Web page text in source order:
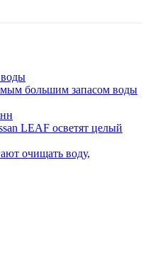
большим запасом воды
LEAF осветят целый
очищать воду,